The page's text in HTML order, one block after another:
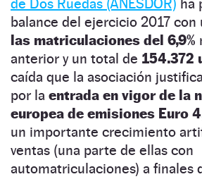
de Dos Ruedas (ANESDOR) ha
balance del ejercicio 2017 con
las matriculaciones del 6,9%
anterior y un total de 154.372
caída que la asociación
por la entrada en vigor de la
europea de emisiones Euro
un importante crecimiento
ventas (una parte de ellas con
automatriculaciones) a finales